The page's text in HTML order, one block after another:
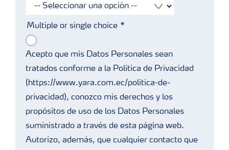
Multiple or single choice
Acepto que mis Datos Personales sean
tratados conforme a la Política de Privacidad
(https://www.yara.com.ec/politica-de-
privacidad), conozco mis derechos y los
propósitos de uso de los Datos Personales
suministrado a través de esta página web.
Autorizo, además, que cualquier contacto que